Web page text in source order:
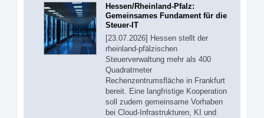
Hessen/Rheinland-Pfalz:
Gemeinsames Fundament für die
Steuer-IT
[23.07.2026] Hessen stellt der
rheinland-pfälzischen
Steuerverwaltung mehr als 400
Quadratmeter
Rechenzentrumsfläche in Frankfurt
bereit. Eine langfristige Kooperation
soll zudem gemeinsame Vorhaben
bei Cloud-Infrastrukturen, KI und